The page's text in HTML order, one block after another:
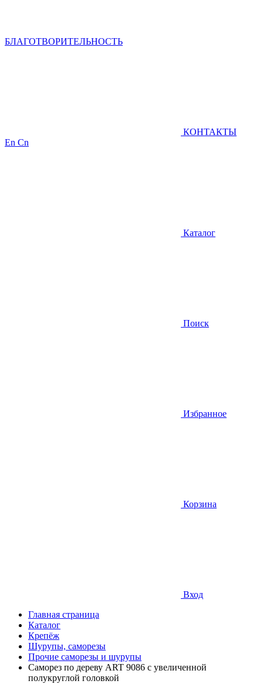
БЛАГОТВОРИТЕЛЬНОСТЬ
КОНТАКТЫ
En Cn
Каталог
Поиск
Избранное
Корзина
Вход
Главная страница
Каталог
Крепёж
Шурупы, саморезы
Прочие саморезы и шурупы
Саморез по дереву ART 9086 с увеличенной
полукруглой головкой